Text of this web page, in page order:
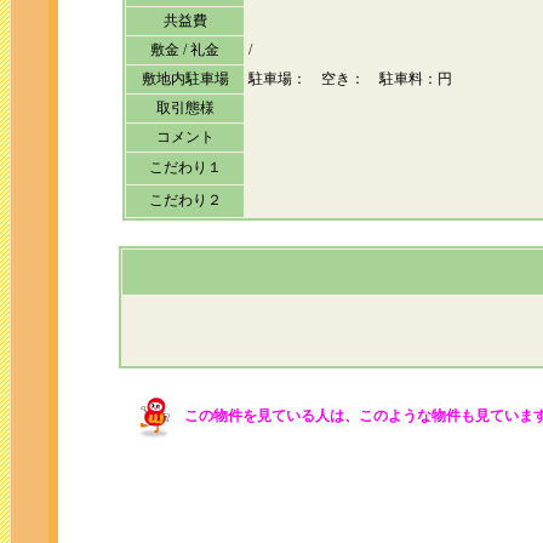
共益費
敷金 / 礼金
/
敷地内駐車場
駐車場： 空き： 駐車料：円
取引態様
コメント
こだわり１
こだわり２
この物件を見ている人は、このような物件も見ています